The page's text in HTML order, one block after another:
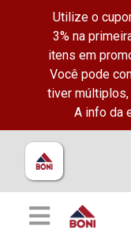
Utilize o
3% na
itens em
Você pode
tiver múltiplos,
A info da